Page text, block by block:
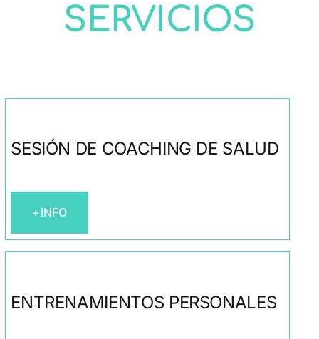
SERVICIOS
SESIÓN DE COACHING DE SALUD
+INFO
ENTRENAMIENTOS PERSONALES